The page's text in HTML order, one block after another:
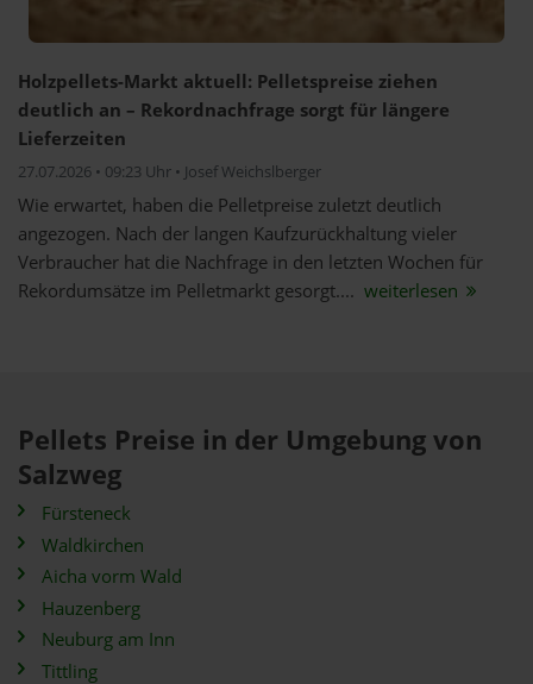
Holzpellets-Markt aktuell: Pelletspreise ziehen
deutlich an – Rekordnachfrage sorgt für längere
Lieferzeiten
27.07.2026 • 09:23 Uhr • Josef Weichslberger
Wie erwartet, haben die Pelletpreise zuletzt deutlich
angezogen. Nach der langen Kaufzurückhaltung vieler
Verbraucher hat die Nachfrage in den letzten Wochen für
Rekordumsätze im Pelletmarkt gesorgt.... weiterlesen
Pellets Preise in der Umgebung von
Salzweg
Fürsteneck
Waldkirchen
Aicha vorm Wald
Hauzenberg
Neuburg am Inn
Tittling